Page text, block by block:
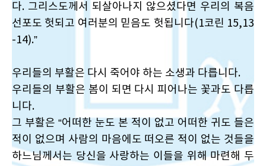
다. 그리스도께서 되살아나지 않으셨다면 우리의 복음
선포도 헛되고 여러분의 믿음도 헛됩니다(1코린 15,13
-14).”
우리들의 부활은 다시 죽어야 하는 소생과 다릅니다.
우리들의 부활은 봄이 되면 다시 피어나는 꽃과도 다릅
니다.
그 부활은 “어떠한 눈도 본 적이 없고 어떠한 귀도 들은
적이 없으며 사람의 마음에도 떠오른 적이 없는 것들을
하느님께서는 당신을 사랑하는 이들을 위해 마련해 두